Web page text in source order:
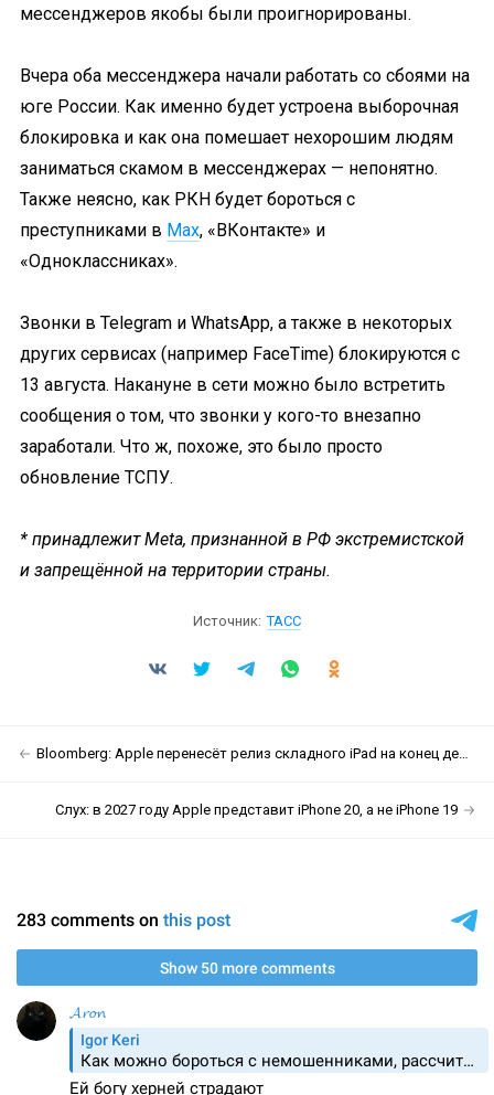
мессенджеров якобы были проигнорированы.
Вчера оба мессенджера начали работать со сбоями на
юге России. Как именно будет устроена выборочная
блокировка и как она помешает нехорошим людям
заниматься скамом в мессенджерах — непонятно.
Также неясно, как РКН будет бороться с
преступниками в Max, «ВКонтакте» и
«Одноклассниках».
Звонки в Telegram и WhatsApp, а также в некоторых
других сервисах (например FaceTime) блокируются с
13 августа. Накануне в сети можно было встретить
сообщения о том, что звонки у кого-то внезапно
заработали. Что ж, похоже, это было просто
обновление ТСПУ.
* принадлежит Meta, признанной в РФ экстремистской
и запрещённой на территории страны.
Источник: ТАСС
Bloomberg: Apple перенесёт релиз складного iPad на конец десятилетия
Слух: в 2027 году Apple представит iPhone 20, а не iPhone 19